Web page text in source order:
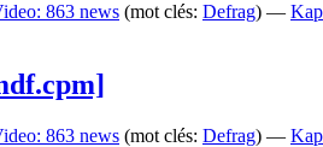
(mot clés: Defrag) —
(mot clés: Defrag) —